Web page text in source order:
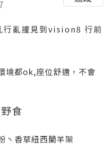
行亂撞見到vision8 行前
境都ok,座位舒適，不會
食
丶香草紐西蘭羊架